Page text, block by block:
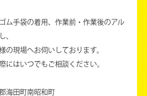
ム手袋の着用、作業前・作業後のアル
、
の現場へお伺いしております。
にはいつでもご相談ください。
海田町南昭和町